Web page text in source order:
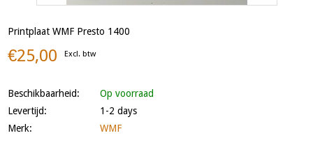
Printplaat WMF Presto 1400
€25,00 Excl. btw
Beschikbaarheid:
Op voorraad
Levertijd:
1-2 days
Merk:
WMF